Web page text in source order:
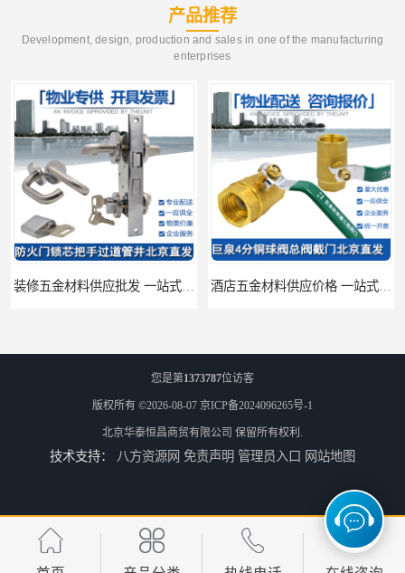
产品推荐
Development, design, production and sales in one of the manufacturing
enterprises
建筑五金材料供应配送 一站式五金材料供应商 脸盆冷热水龙头批发商 水龙头冷热洗脸盆池 全城配送
您是第1373787位访客
版权所有 ©2026-08-07 京ICP备2024096265号-1
北京华泰恒昌商贸有限公司 保留所有权利.
技术支持： 八方资源网 免责声明 管理员入口 网站地图